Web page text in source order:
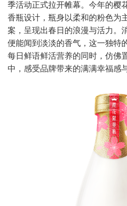
季活动正式拉开帷幕。今年的樱
香瓶设计，瓶身以柔和的粉色为
案，呈现出春日的浪漫与活力。
便能闻到淡淡的香气，这一独特
每日鲜语鲜活营养的同时，仿佛
中，感受品牌带来的满满幸福感